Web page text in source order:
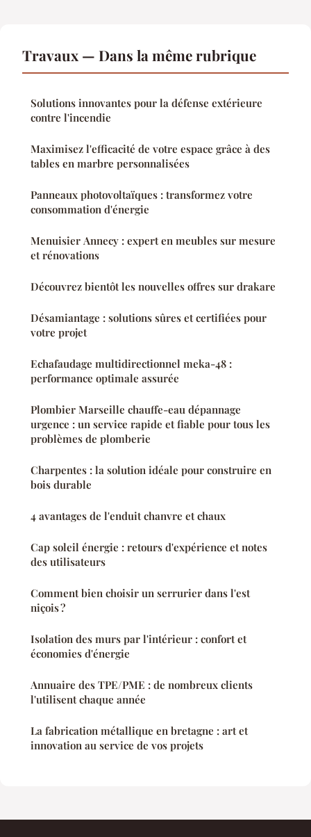
Travaux — Dans la même rubrique
Solutions innovantes pour la défense extérieure
contre l'incendie
Maximisez l'efficacité de votre espace grâce à des
tables en marbre personnalisées
Panneaux photovoltaïques : transformez votre
consommation d'énergie
Menuisier Annecy : expert en meubles sur mesure
et rénovations
Découvrez bientôt les nouvelles offres sur drakare
Désamiantage : solutions sûres et certifiées pour
votre projet
Echafaudage multidirectionnel meka-48 :
performance optimale assurée
Plombier Marseille chauffe-eau dépannage
urgence : un service rapide et fiable pour tous les
problèmes de plomberie
Charpentes : la solution idéale pour construire en
bois durable
4 avantages de l'enduit chanvre et chaux
Cap soleil énergie : retours d'expérience et notes
des utilisateurs
Comment bien choisir un serrurier dans l'est
niçois ?
Isolation des murs par l'intérieur : confort et
économies d'énergie
Annuaire des TPE/PME : de nombreux clients
l'utilisent chaque année
La fabrication métallique en bretagne : art et
innovation au service de vos projets